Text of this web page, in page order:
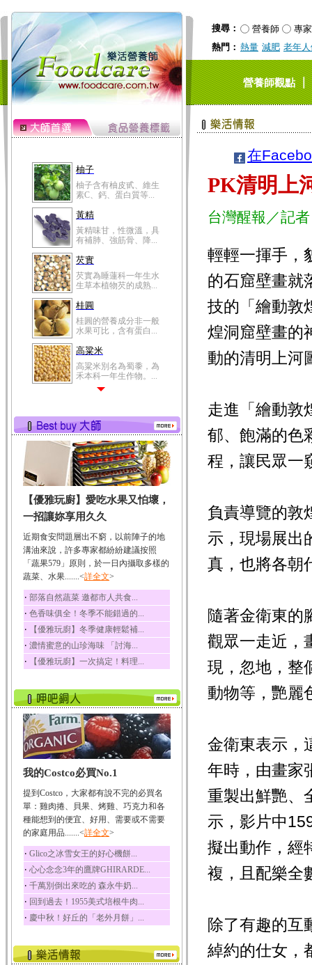
搜尋： 營養師
專家
熱門： 熱量 減肥 老年
營養師觀點｜
柚子
柚子含有柚皮甙、維生
素C、鈣、蛋白質等...
黃精
黃精味甘，性微溫，具
有補肺、強筋骨、降...
芡實
芡實為睡蓮科一年生水
生草本植物芡的成熟...
桂圓
桂圓的營養成分非一般
水果可比，含有蛋白...
高粱米
高粱米別名為蜀黍，為
禾本科一年生作物。...
有蛋白質、脂肪、磷...
鮪魚
鮪魚肚肉中的不飽和脂
肪酸內富含EPA和DH...
韭菜
韭菜所含的膳食纖維能
幫助消化與通便；揮...
冬瓜
冬瓜營養價值高，鈉含
量極低是水腫病人的...
豆豉
豆豉裡頭含有營養的蛋
白質、脂肪、鈣、磷...
榛果
榛果裡所含的營養素有
蛋白質、脂肪、醣類...
迷迭香
酸、迷迭香酸、植物...
咖啡
咖啡中的咖啡因會刺激
中樞神經系統，特別...
椰子
椰子含有糖類、脂肪、
荔枝
荔枝性質溫和所含的營
養素有醣類、檸檬酸...
五味子
五味子性質溫熱所含營
養成分有揮發油、檸...
草魚
草魚含有維生素A、維生
素C、及豐富的蛋白...
【優雅玩廚】愛吃水果又怕壞，
一招讓妳享用久久
近期食安問題層出不窮，以前陣子的地
溝油來說，許多專家都紛紛建議按照
「蔬果579」原則，於一日內攝取多樣的
蔬菜、水果.......<詳全文>
‧ 部落自然蔬菜 邀都市人共食...
‧ 色香味俱全！冬季不能錯過的...
‧ 【優雅玩廚】冬季健康輕鬆補...
‧ 濃情蜜意的山珍海味 「討海...
‧ 【優雅玩廚】一次搞定！料理...
我的Costco必買No.1
提到Costco，大家都有說不完的必買名
單：雞肉捲、貝果、烤雞、巧克力和各
種能想到的便宜、好用、需要或不需要
的家庭用品.......<詳全文>
‧ Glico之冰雪女王的好心機餅...
‧ 心心念念3年的鷹牌GHIRARDE...
‧ 千萬別倒出來吃的 森永牛奶...
‧ 回到過去！1955美式培根牛肉...
‧ 慶中秋！好丘的「老外月餅」...
在
PK清明上
台灣醒報／記
輕輕一揮手，
的石窟壁畫就
技的「繪動敦
煌洞窟壁畫的
動的清明上河
走進「繪動敦
郁、飽滿的色
程，讓民眾一
負責導覽的敦
示，現場展出
真，也將各朝
隨著金衛東的
觀眾一走近，
現，忽地，整
動物等，艷麗
金衛東表示，
年時，由畫家
重製出鮮艷、
示，影片中
擬出動作，經
複，且配樂全
除了有趣的互
綽約的仕女，